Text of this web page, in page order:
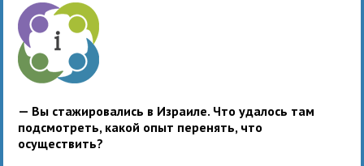
— Вы стажировались в Израиле. Что удалось там
подсмотреть, какой опыт перенять, что
осуществить?